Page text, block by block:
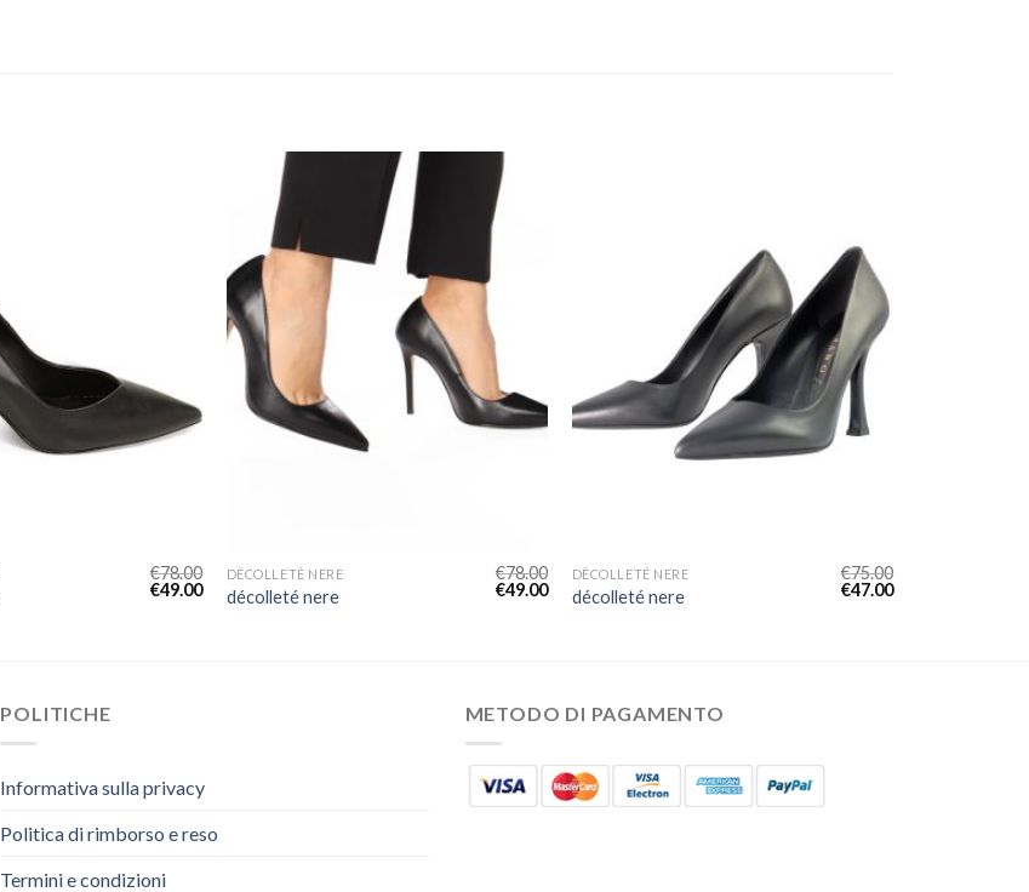
€78.00
€49.00
DÉCOLLETÉ NERE
décolleté nere
€78.00
€49.00
DÉCOLLETÉ NERE
décolleté nere
€75.00
€47.00
POLITICHE
Informativa sulla privacy
Politica di rimborso e reso
Termini e condizioni
METODO DI PAGAMENTO